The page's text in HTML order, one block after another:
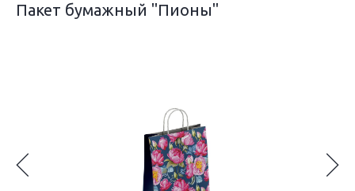
Пакет бумажный "Пионы"